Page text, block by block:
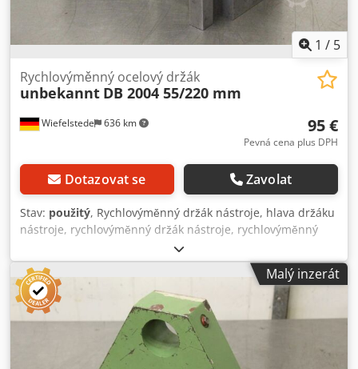
1 / 5
Wiefelstede 636 km
Rychlovýměnný ocelový držák
unbekannt DB 2004 55/220 mm
95 €
Pevná cena plus DPH
Dotazovat se Zavolat
Stav: použitý, Rychlovýměnný držák nástroje, hlava držáku
nástroje, rychlovýměnný držák nástroje, rychlovýměnný
držák nástroje, rychlovýměnný držák nástroje,
rychlovýměnný držák nástroje - rychlá výměna držáku
vyvrtávací tyče: DB 2004 - rozměry záznamu: viz fotografie -
upínání průměr: 55 mm - délka upnutí: 220 mm - rozměry:
220/140 / H130 mm - hmotnost: 9,2 kg Dcjdpjgrlptjfx Al Tok
Malý inzerát